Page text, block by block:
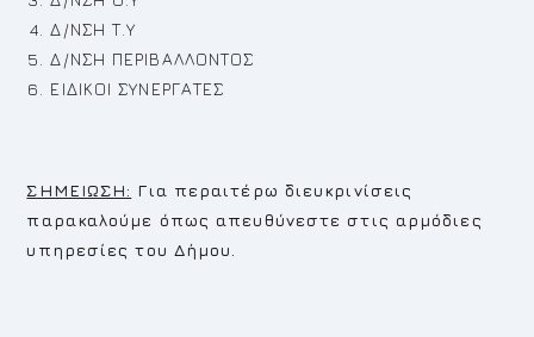
Δ/ΝΣΗ Τ.Υ
Δ/ΝΣΗ ΠΕΡΙΒΑΛΛΟΝΤΟΣ
ΕΙΔΙΚΟΙ ΣΥΝΕΡΓΑΤΕΣ
ΣΗΜΕΙΩΣΗ: Για περαιτέρω διευκρινίσεις
παρακαλούμε όπως απευθύνεστε στις αρμόδιες
υπηρεσίες του Δήμου.